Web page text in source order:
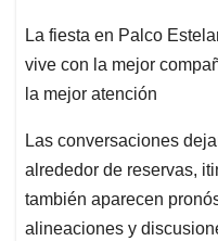
La fiesta en Palco
vive con la mejor
la mejor atención
Las conversaciones
alrededor de reservas,
también aparecen
alineaciones y